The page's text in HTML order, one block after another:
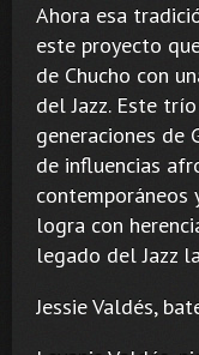
Ahora esa
este proyecto
de Chucho con
del Jazz. Este
generaciones de
de influencias
contemporáneos
logra con
legado del Jazz
Jessie Valdés,